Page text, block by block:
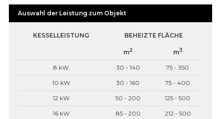
Auswahl der Leistung zum Objekt
KESSELLEISTUNG BEHEIZTE FLÄCHE
m2 m3
8 kW 30 - 140 75 - 350
10 kW 30 - 160 75 - 400
12 kW 50 - 200 125 - 500
16 kW 85 - 200 212 - 500